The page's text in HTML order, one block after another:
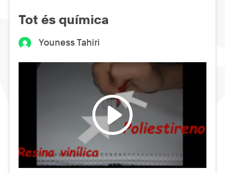
Tot és química
Youness Tahiri